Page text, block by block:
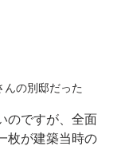
んの別邸だった
のですが、全面
枚が建築当時の